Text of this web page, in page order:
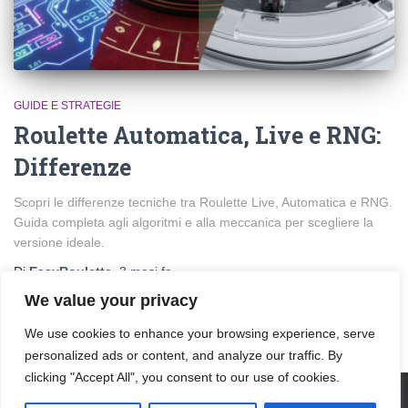
We value your privacy
We use cookies to enhance your browsing experience, serve
personalized ads or content, and analyze our traffic. By
clicking "Accept All", you consent to our use of cookies.
GUIDE E STRATEGIE
Roulette Automatica, Live e RNG:
Differenze
Scopri le differenze tecniche tra Roulette Live, Automatica e RNG.
Guida completa agli algoritmi e alla meccanica per scegliere la
versione ideale.
Di EasyRoulette 3 mesi fa